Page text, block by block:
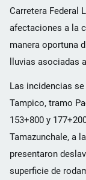
Carretera Federal
afectaciones a la
manera oportuna
lluvias asociadas
Las incidencias
Tampico, tramo
153+800 y
Tamazunchale, a
presentaron
superficie de